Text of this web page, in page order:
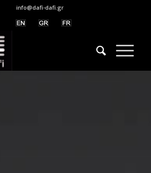
info@dafi-dafi.gr